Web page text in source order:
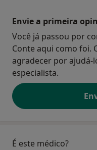
Envie a primeira
Você já passou por
Conte aqui como foi.
agradecer por ajudá-
especialista.
É este médico?